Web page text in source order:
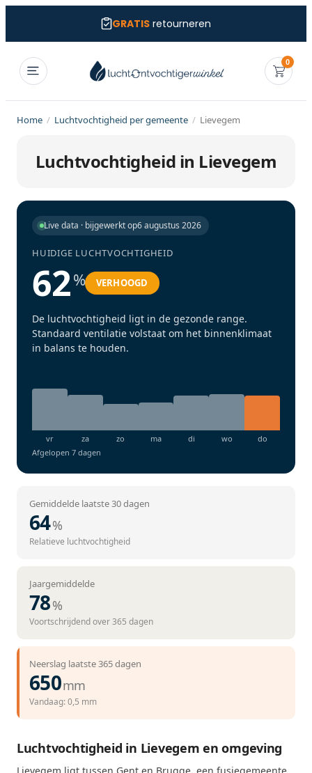
GRATISretourneren
0
Home / Luchtvochtigheid per gemeente / Lievegem
Luchtvochtigheid in Lievegem
Live data · bijgewerkt op6 augustus 2026
HUIDIGE LUCHTVOCHTIGHEID
62% VERHOOGD
De luchtvochtigheid ligt in de gezonde range.
Standaard ventilatie volstaat om het binnenklimaat
in balans te houden.
Afgelopen 7 dagen
Gemiddelde laatste 30 dagen
64%
Relatieve luchtvochtigheid
Jaargemiddelde
78%
Voortschrijdend over 365 dagen
Neerslag laatste 365 dagen
650mm
Vandaag: 0,5 mm
Luchtvochtigheid in Lievegem en omgeving